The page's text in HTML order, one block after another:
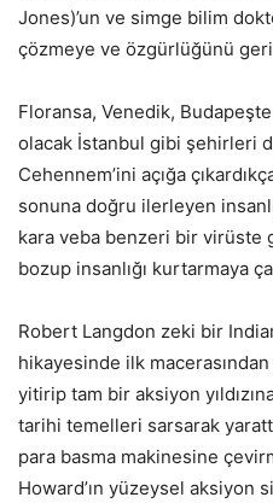
Jones)’un ve simge bilim
çözmeye ve özgürlüğünü geri
Floransa, Venedik,
olacak İstanbul gibi şehirleri
Cehennem’ini açığa
sonuna doğru ilerleyen
kara veba benzeri bir virüste
bozup insanlığı kurtarmaya
Robert Langdon zeki bir
hikayesinde ilk macerasından
yitirip tam bir aksiyon
tarihi temelleri sarsarak
para basma makinesine
Howard’ın yüzeysel aksiyon